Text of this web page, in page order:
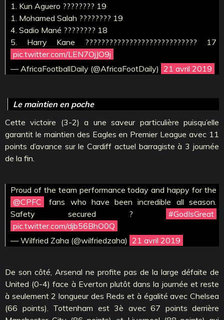
1. Kun Aguero ???????? 19
1. Mohamed Salah ???????? 19
4. Sadio Mané ???????? 18
5. Harry Kane ???????????????????????????? 17
pic.twitter.com/LEN7OjJO9j
— AfricaFootballDaily (@AfricaFootDaily) 21 avril 2019
Le maintien en poche
Cette victoire (3-2) a une saveur particulière puisqu’elle
garantit le maintien des Eagles en Premier League avec 11
points d’avance sur le Cardiff actuel barragiste à 3 journée
de la fin.
Proud of the team performance today and happy for the
@CPFC
fans who have been incredible all season.
Safety secured ?
#GodIsGreat
pic.twitter.com/djb56BhO0Q
— Wilfried Zaha (@wilfriedzaha) 21 avril 2019
De son côté, Arsenal ne profite pas de la large défaite de
United (0-4) face à Everton plutôt dans la journée et reste
à seulement 2 longueur des Reds et à égalité avec Chelsea
(66 points). Tottenham est 3è avec 67 points derrière